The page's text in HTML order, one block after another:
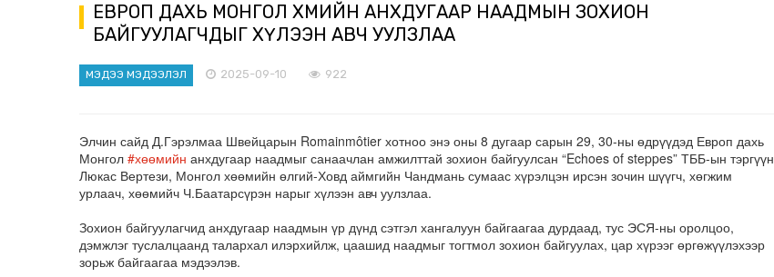
ЕВРОП ДАХЬ МОНГОЛ ХӨӨМИЙН АНХДУГААР НААДМЫН ЗОХИОН
БАЙГУУЛАГЧДЫГ ХҮЛЭЭН АВЧ УУЛЗЛАА
МЭДЭЭ МЭДЭЭЛЭЛ 2025-09-10 922
Элчин сайд Д.Гэрэлмаа Швейцарын Romainmôtier хотноо энэ оны 8 дугаар сарын 29, 30-ны өдрүүдэд Европ дахь
Монгол #хөөмийн анхдугаар наадмыг санаачлан амжилттай зохион байгуулсан “Echoes of steppes” ТББ-ын тэргүүн
Люкас Вертези, Монгол хөөмийн өлгий-Ховд аймгийн Чандмань сумаас хүрэлцэн ирсэн зочин шүүгч, хөгжим
урлаач, хөөмийч Ч.Баатарсүрэн нарыг хүлээн авч уулзлаа.
Зохион байгуулагчид анхдугаар наадмын үр дүнд сэтгэл хангалуун байгаагаа дурдаад, тус ЭСЯ-ны оролцоо,
дэмжлэг туслалцаанд талархал илэрхийлж, цаашид наадмыг тогтмол зохион байгуулах, цар хүрээг өргөжүүлэхээр
зорьж байгаагаа мэдээлэв.